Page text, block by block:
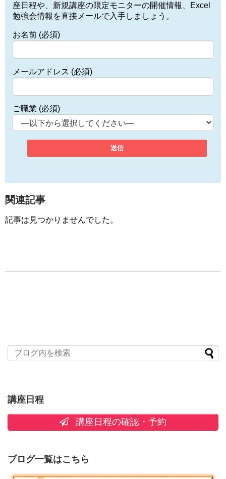
座日程や、新規講座の限定モニターの開催情報、Excel
勉強会情報を直接メールで入手しましょう。
お名前 (必須)
メールアドレス (必須)
ご職業 (必須)
関連記事
記事は見つかりませんでした。
講座日程
講座日程の確認・予約
ブログ一覧はこちら